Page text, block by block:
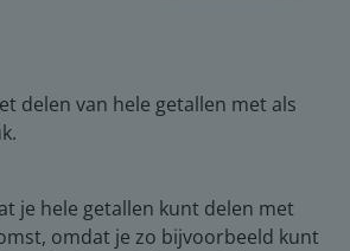
delen van hele getallen met als
je hele getallen kunt delen met
omdat je zo bijvoorbeeld kunt